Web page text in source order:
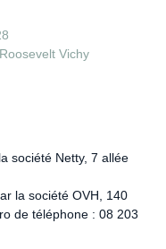
Vichy
société Netty, 7 allée
la société OVH, 140
de téléphone : 08 203